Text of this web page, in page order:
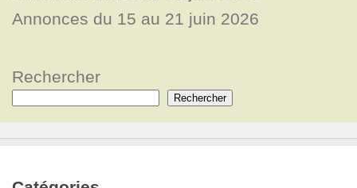
Annonces du 15 au 21 juin 2026
Rechercher
Rechercher